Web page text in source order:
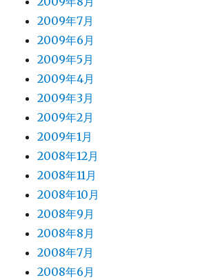
2009年7月
2009年6月
2009年5月
2009年4月
2009年3月
2009年2月
2009年1月
2008年12月
2008年11月
2008年10月
2008年9月
2008年8月
2008年7月
2008年6月